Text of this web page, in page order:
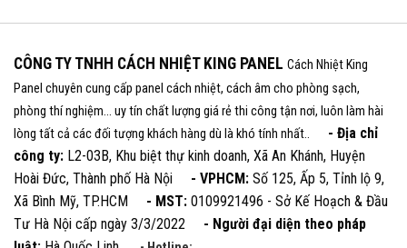
CÔNG TY TNHH CÁCH NHIỆT KING PANEL Cách Nhiệt King
Panel chuyên cung cấp panel cách nhiệt, cách âm cho phòng sạch,
phòng thí nghiệm... uy tín chất lượng giá rẻ thi công tận nơi, luôn làm hài
lòng tất cả các đối tượng khách hàng dù là khó tính nhất..
- Địa chỉ
công ty: L2-03B, Khu biệt thự kinh doanh, Xã An Khánh, Huyện
Hoài Đức, Thành phố Hà Nội - VPHCM: Số 125, Ấp 5, Tỉnh lộ 9,
Xã Bình Mỹ, TP.HCM - MST: 0109921496 - Sở Kế Hoạch & Đầu
Tư Hà Nội cấp ngày 3/3/2022 - Người đại diện theo pháp